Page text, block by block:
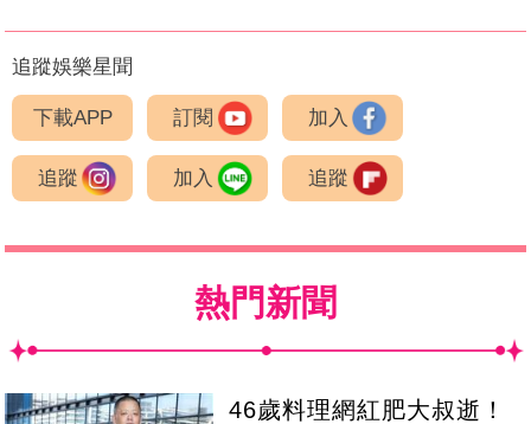
追蹤娛樂星聞
下載APP 訂閱 加入
追蹤 加入 追蹤
熱門新聞
46歲料理網紅肥大叔逝！